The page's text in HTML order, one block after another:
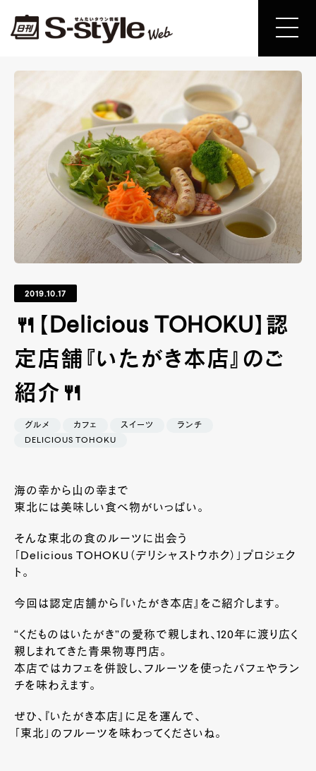
2019.10.17
🍴【Delicious TOHOKU】認
定店舗『いたがき本店』のご
紹介🍴
グルメ カフェ スイーツ
ランチ
DELICIOUS TOHOKU
海の幸から山の幸まで
東北には美味しい食べ物がいっぱい。
そんな東北の食のルーツに出会う
「Delicious TOHOKU（デリシャストウホク）」プロジェク
ト。
今回は認定店舗から『いたがき本店』をご紹介します。
“くだものはいたがき”の愛称で親しまれ、120年に渡り広く
親しまれてきた青果物専門店。
本店ではカフェを併設し、フルーツを使ったパフェやラン
チを味わえます。
ぜひ、『いたがき本店』に足を運んで、
「東北」のフルーツを味わってくださいね。